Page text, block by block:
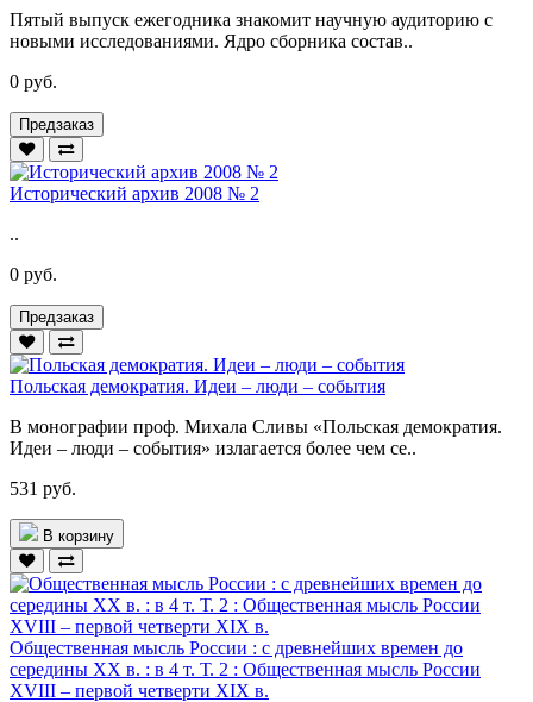
Пятый выпуск ежегодника знакомит научную аудиторию с
новыми исследованиями. Ядро сборника состав..
0 руб.
Предзаказ
Исторический архив 2008 № 2
..
0 руб.
Предзаказ
Польская демократия. Идеи – люди – события
В монографии проф. Михала Сливы «Польская демократия.
Идеи – люди – события» излагается более чем се..
531 руб.
В корзину
Общественная мысль России : с древнейших времен до
середины ХХ в. : в 4 т. Т. 2 : Общественная мысль России
XVIII – первой четверти XIX в.